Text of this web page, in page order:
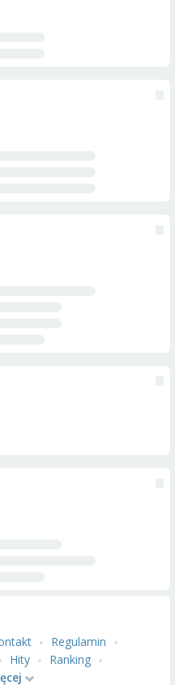
Regulamin
Hity
Ranking